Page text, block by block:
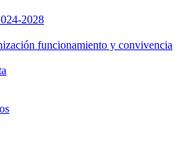
2028
funcionamiento y convivencia